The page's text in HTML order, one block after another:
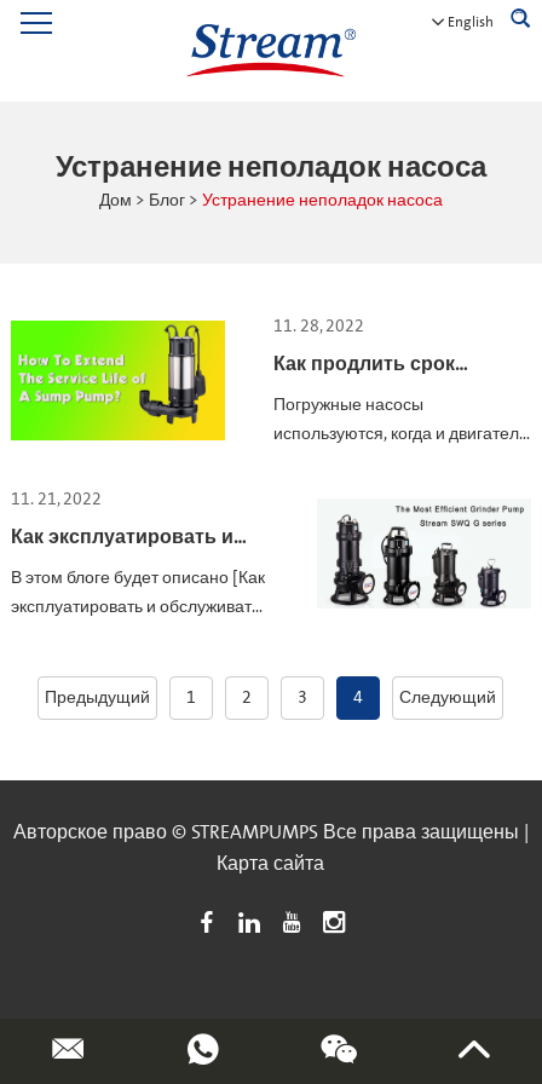
English
Устранение неполадок насоса
Дом > Блог > Устранение неполадок насоса
11. 28, 2022
Как продлить срок
службы дренажного
Погружные насосы
используются, когда и двигатель,
11. 21, 2022
Как эксплуатировать и
обслуживать погружные
канализационные насосы
В этом блоге будет описано [Как
эксплуатировать и обслуживать
видеоролика и
профессиональные пояснения
Предыдущий 1 2 3 4 Следующий
Авторское право © STREAMPUMPS Все права защищены |
Карта сайта